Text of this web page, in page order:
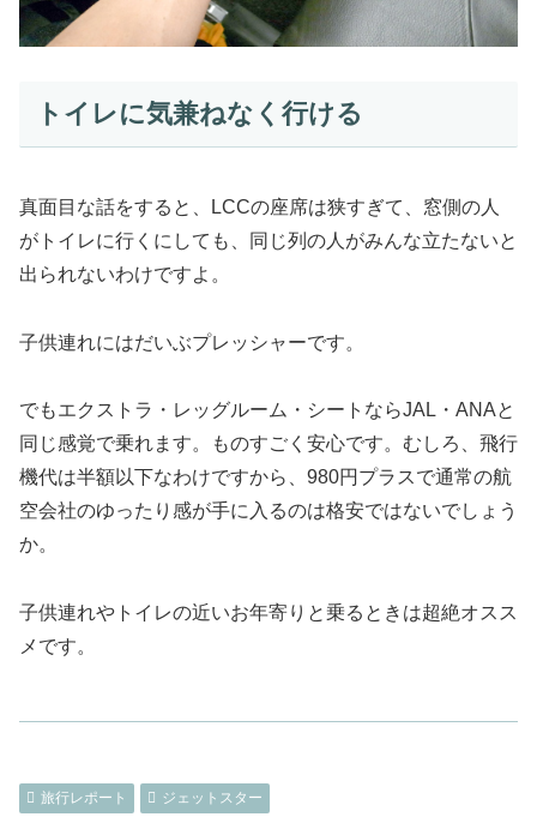
トイレに気兼ねなく行ける
真面目な話をすると、LCCの座席は狭すぎて、窓側の人
がトイレに行くにしても、同じ列の人がみんな立たないと
出られないわけですよ。
子供連れにはだいぶプレッシャーです。
でもエクストラ・レッグルーム・シートならJAL・ANAと
同じ感覚で乗れます。ものすごく安心です。むしろ、飛行
機代は半額以下なわけですから、980円プラスで通常の航
空会社のゆったり感が手に入るのは格安ではないでしょう
か。
子供連れやトイレの近いお年寄りと乗るときは超絶オスス
メです。
旅行レポート ジェットスター